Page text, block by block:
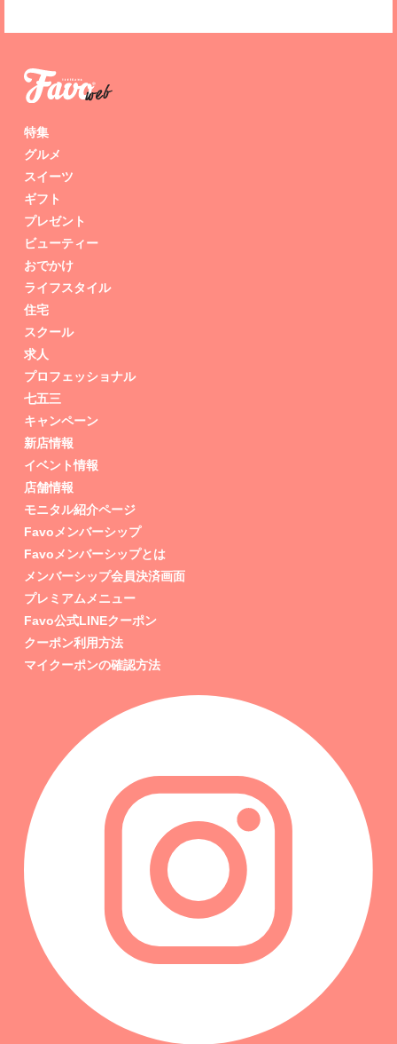
特集
グルメ
スイーツ
ギフト
プレゼント
ビューティー
おでかけ
ライフスタイル
住宅
スクール
求人
プロフェッショナル
七五三
キャンペーン
新店情報
イベント情報
店舗情報
モニタル紹介ページ
Favoメンバーシップ
Favoメンバーシップとは
メンバーシップ会員決済画面
プレミアムメニュー
Favo公式LINEクーポン
クーポン利用方法
マイクーポンの確認方法